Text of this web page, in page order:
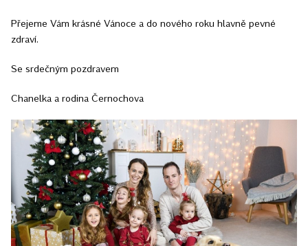
Přejeme Vám krásné Vánoce a do nového roku hlavně pevné
zdraví.
Se srdečným pozdravem
Chanelka a rodina Černochova